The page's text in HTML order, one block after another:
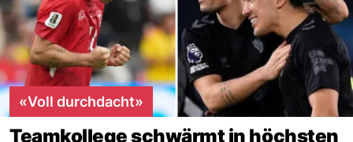
«Voll durchdacht»
Teamkollege schwärmt in höchsten